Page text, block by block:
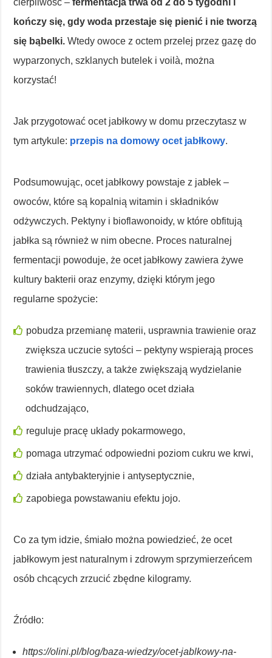
cierpliwość –fermentacja trwa od 2 do 5 tygodni i
kończy się, gdy woda przestaje się pienić i nie tworzą
się bąbelki. Wtedy owoce z octem przelej przez gazę do
wyparzonych, szklanych butelek i voilà, można
korzystać!
Jak przygotować ocet jabłkowy w domu przeczytasz w
tym artykule: przepis na domowy ocet jabłkowy.
Podsumowując, ocet jabłkowy powstaje z jabłek –
owoców, które są kopalnią witamin i składników
odżywczych. Pektyny i bioflawonoidy, w które obfitują
jabłka są również w nim obecne. Proces naturalnej
fermentacji powoduje, że ocet jabłkowy zawiera żywe
kultury bakterii oraz enzymy, dzięki którym jego
regularne spożycie:
pobudza przemianę materii, usprawnia trawienie oraz
zwiększa uczucie sytości – pektyny wspierają proces
trawienia tłuszczy, a także zwiększają wydzielanie
soków trawiennych, dlatego ocet działa
odchudzająco,
reguluje pracę układy pokarmowego,
pomaga utrzymać odpowiedni poziom cukru we krwi,
działa antybakteryjnie i antyseptycznie,
zapobiega powstawaniu efektu jojo.
Co za tym idzie, śmiało można powiedzieć, że ocet
jabłkowym jest naturalnym i zdrowym sprzymierzeńcem
osób chcących zrzucić zbędne kilogramy.
Źródło:
https://olini.pl/blog/baza-wiedzy/ocet-jablkowy-na-